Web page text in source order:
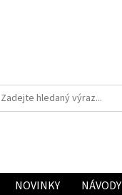
NOVINKY NÁVODY